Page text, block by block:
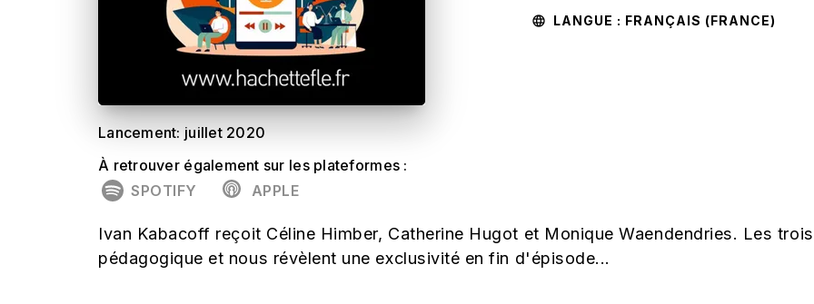
Lancement: juillet 2020
À retrouver également sur les plateformes :
SPOTIFY
APPLE
language LANGUE : FRANÇAIS (FRANCE)
Ivan Kabacoff reçoit Céline Himber, Catherine Hugot et Monique Waendendries. Les
pédagogique et nous révèlent une exclusivité en fin d'épisode...